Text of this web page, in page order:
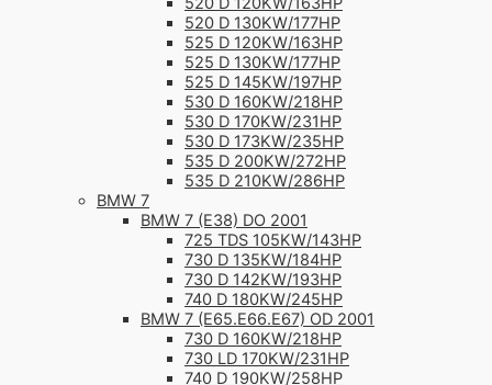
520 D 130KW/177HP
525 D 120KW/163HP
525 D 130KW/177HP
525 D 145KW/197HP
530 D 160KW/218HP
530 D 170KW/231HP
530 D 173KW/235HP
535 D 200KW/272HP
535 D 210KW/286HP
BMW 7
BMW 7 (E38) DO 2001
725 TDS 105KW/143HP
730 D 135KW/184HP
730 D 142KW/193HP
740 D 180KW/245HP
BMW 7 (E65.E66.E67) OD 2001
730 D 160KW/218HP
730 LD 170KW/231HP
740 D 190KW/258HP